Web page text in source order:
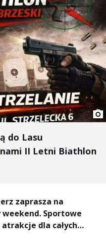
do Lasu
II Letni Biathlon
zaprasza na
Sportowe
dla całych